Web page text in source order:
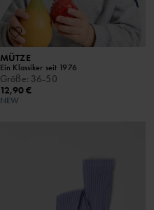
MÜTZE
Ein Klassiker seit 1976
Größe: 36-50
12,90 €
NEW